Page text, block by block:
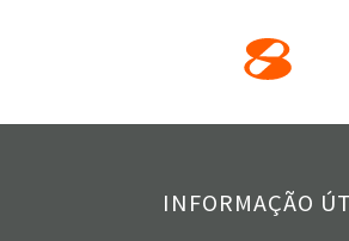
INFORMAÇÃO